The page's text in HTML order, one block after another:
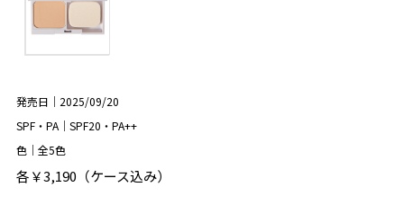
発売日｜2025/09/20
SPF・PA｜SPF20・PA++
色｜全5色
各￥3,190（ケース込み）